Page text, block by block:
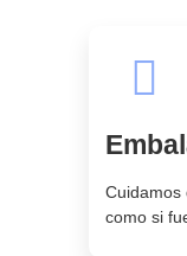
Cuidamos
como si